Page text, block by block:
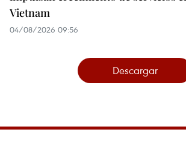
Vietnam
04/08/2026 09:56
Descargar